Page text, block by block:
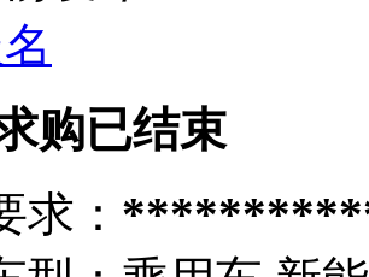
购已结束
求：